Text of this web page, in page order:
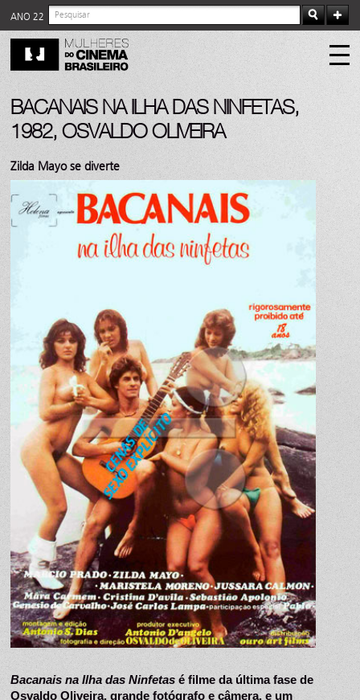
ANO 22
BACANAIS NA ILHA DAS NINFETAS,
1982, OSVALDO OLIVEIRA
Zilda Mayo se diverte
Bacanais na Ilha das Ninfetas é filme da última fase de
Osvaldo Oliveira, grande fotógrafo e câmera, e um